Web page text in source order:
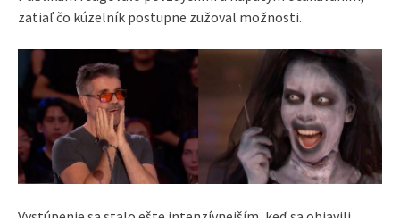
zatiaľ čo kúzelník postupne zužoval možnosti.